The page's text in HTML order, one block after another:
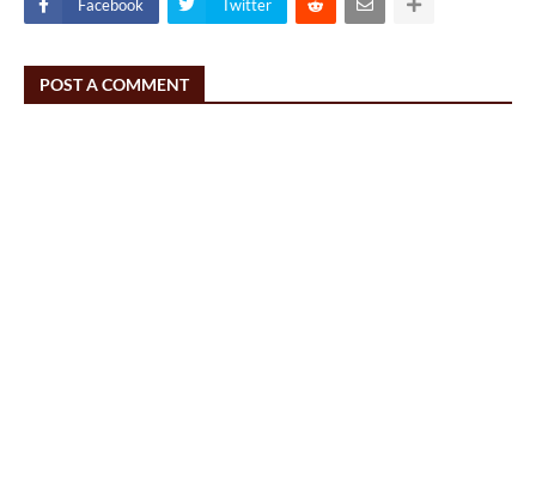
Facebook Twitter
POST A COMMENT